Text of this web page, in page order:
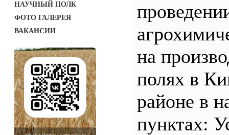
НАУЧНЫЙ ПОЛК
ФОТО ГАЛЕРЕЯ
ВАКАНСИИ
на
полях в
районе в
пунктах: